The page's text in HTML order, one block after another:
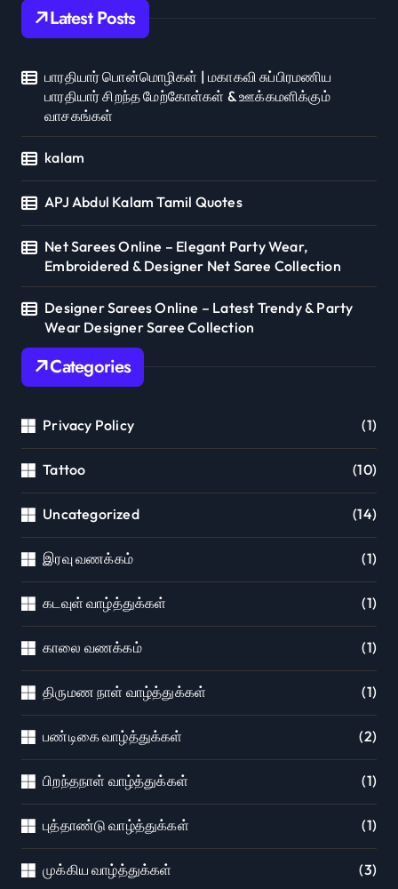
Latest Posts
பாரதியார் பொன்மொழிகள் | மகாகவி சுப்பிரமணிய
பாரதியார் சிறந்த மேற்கோள்கள் & ஊக்கமளிக்கும்
வாசகங்கள்
kalam
APJ Abdul Kalam Tamil Quotes
Net Sarees Online – Elegant Party Wear,
Embroidered & Designer Net Saree Collection
Designer Sarees Online – Latest Trendy & Party
Wear Designer Saree Collection
Categories
Privacy Policy (1)
Tattoo (10)
Uncategorized (14)
இரவு வணக்கம் (1)
கடவுள் வாழ்த்துக்கள் (1)
காலை வணக்கம் (1)
திருமண நாள் வாழ்த்துக்கள் (1)
பண்டிகை வாழ்த்துக்கள் (2)
பிறந்தநாள் வாழ்த்துக்கள் (1)
புத்தாண்டு வாழ்த்துக்கள் (1)
முக்கிய வாழ்த்துக்கள் (3)